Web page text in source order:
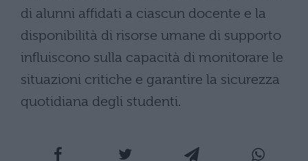
di alunni affidati a ciascun docente e la
disponibilità di risorse umane di supporto
influiscono sulla capacità di monitorare le
situazioni critiche e garantire la sicurezza
quotidiana degli studenti.